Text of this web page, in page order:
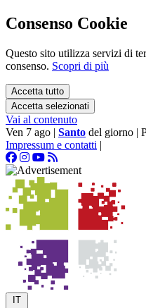
Consenso Cookie
Questo sito utilizza servizi di
consenso. Scopri di più
Accetta tutto
Accetta selezionati
Vai al contenuto
Ven 7 ago | Santo del giorno |
Impressum e contatti |
IT